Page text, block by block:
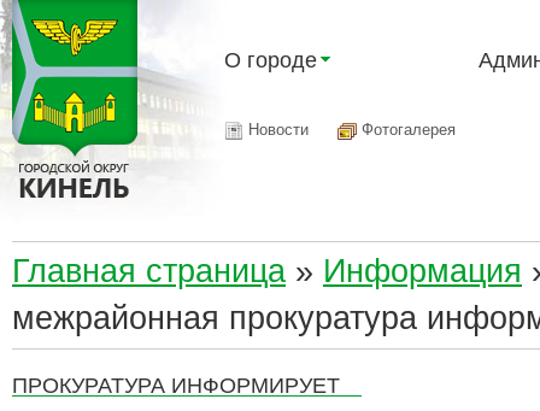
О городе
Новости Фотогалерея
Главная страница » Информация
межрайонная прокуратура
ПРОКУРАТУРА ИНФОРМИРУЕТ